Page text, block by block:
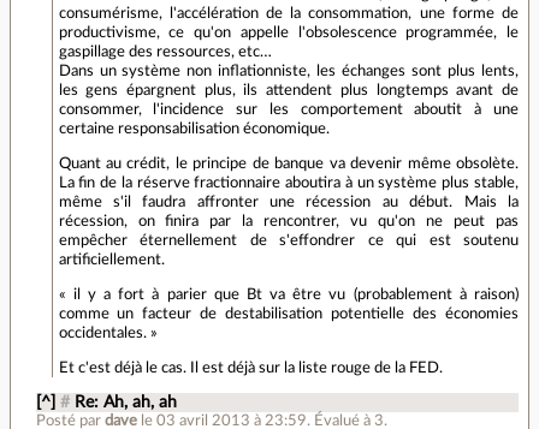
consumérisme, l'accélération de la consommation, une forme de
productivisme, ce qu'on appelle l'obsolescence programmée, le
gaspillage des ressources, etc…
Dans un système non inflationniste, les échanges sont plus lents,
les gens épargnent plus, ils attendent plus longtemps avant de
consommer, l'incidence sur les comportement aboutit à une
certaine responsabilisation économique.
Quant au crédit, le principe de banque va devenir même obsolète.
La fin de la réserve fractionnaire aboutira à un système plus stable,
même s'il faudra affronter une récession au début. Mais la
récession, on finira par la rencontrer, vu qu'on ne peut pas
empêcher éternellement de s'effondrer ce qui est soutenu
artificiellement.
« il y a fort à parier que Bt va être vu (probablement à raison)
comme un facteur de destabilisation potentielle des économies
occidentales. »
Et c'est déjà le cas. Il est déjà sur la liste rouge de la FED.
[^] # Re: Ah, ah, ah
Posté par dave le 03 avril 2013 à 23:59. Évalué à 3.